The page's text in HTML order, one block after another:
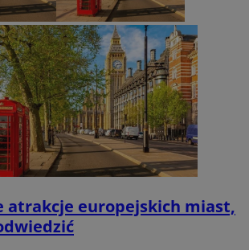
atrakcje europejskich miast,